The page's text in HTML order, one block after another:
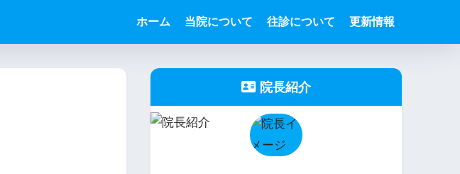
ホーム 当院について 往診について 更新情報
院長紹介